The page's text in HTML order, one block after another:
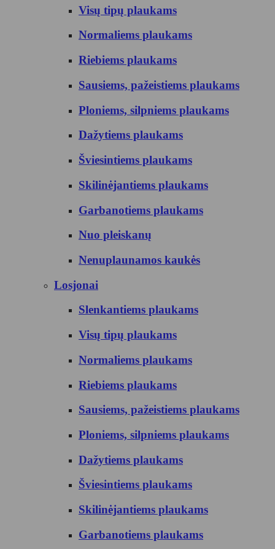
Visų tipų plaukams
Normaliems plaukams
Riebiems plaukams
Sausiems, pažeistiems plaukams
Ploniems, silpniems plaukams
Dažytiems plaukams
Šviesintiems plaukams
Skilinėjantiems plaukams
Garbanotiems plaukams
Nuo pleiskanų
Nenuplaunamos kaukės
Losjonai
Slenkantiems plaukams
Visų tipų plaukams
Normaliems plaukams
Riebiems plaukams
Sausiems, pažeistiems plaukams
Ploniems, silpniems plaukams
Dažytiems plaukams
Šviesintiems plaukams
Skilinėjantiems plaukams
Garbanotiems plaukams